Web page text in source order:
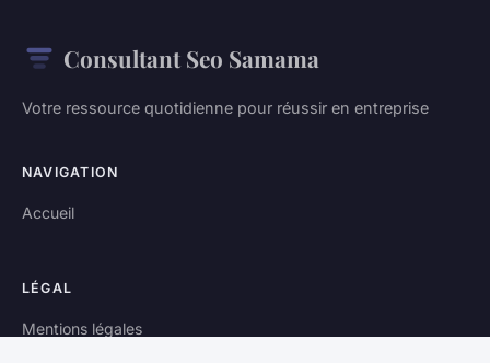
Consultant Seo Samama
Votre ressource quotidienne pour réussir en entreprise
NAVIGATION
Accueil
LÉGAL
Mentions légales